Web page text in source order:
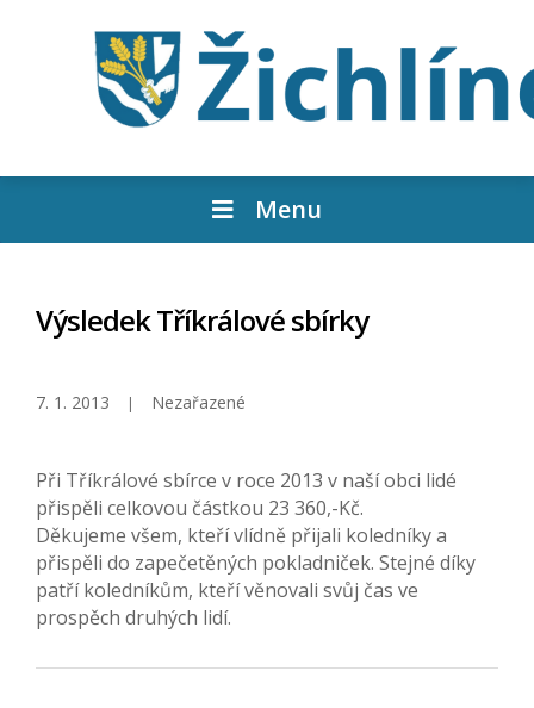
Menu
Výsledek Tříkrálové sbírky
7. 1. 2013 Nezařazené
Při Tříkrálové sbírce v roce 2013 v naší obci lidé
přispěli celkovou částkou 23 360,-Kč.
Děkujeme všem, kteří vlídně přijali koledníky a
přispěli do zapečetěných pokladniček. Stejné díky
patří koledníkům, kteří věnovali svůj čas ve
prospěch druhých lidí.